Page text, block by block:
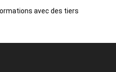
avec des tiers